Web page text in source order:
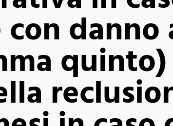
danno